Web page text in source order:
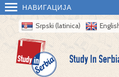
НАВИГАЦИЈА
Srpski (latinica)